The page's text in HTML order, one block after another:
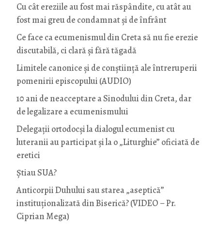
Cu cât ereziile au fost mai răspândite, cu atât au
fost mai greu de condamnat și de înfrânt
Ce face ca ecumenismul din Creta să nu fie erezie
discutabilă, ci clară și fără tăgadă
Limitele canonice și de conștiință ale întreruperii
pomenirii episcopului (AUDIO)
10 ani de neacceptare a Sinodului din Creta, dar
de legalizare a ecumenismului
Delegații ortodocși la dialogul ecumenist cu
luteranii au participat și la o „Liturghie” oficiată de
eretici
Știau SUA?
Anticorpii Duhului sau starea „aseptică”
instituționalizată din Biserică? (VIDEO – Pr.
Ciprian Mega)